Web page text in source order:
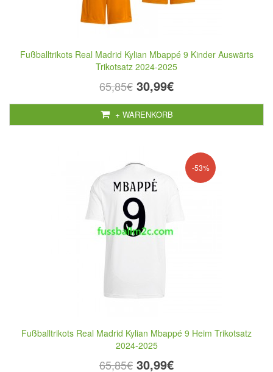
Fußballtrikots Real Madrid Kylian Mbappé 9 Kinder Auswärts
Trikotsatz 2024-2025
65,85€ 30,99€
+ WARENKORB
-53%
Fußballtrikots Real Madrid Kylian Mbappé 9 Heim Trikotsatz
2024-2025
65,85€ 30,99€